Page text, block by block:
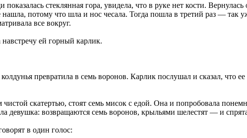
стеклянная гора, увидела, что в руке нет кости.
потому что шла и нос чесала. Тогда пошла в третий раз — так
все вокруг.
ей горный карлик.
превратила в семь воронов. Карлик послушал и сказал,
скатертью, стоят семь мисок с едой. Она и попробовала
девушка: возвращаются семь воронов, крыльями шелестят — и
в один голос: